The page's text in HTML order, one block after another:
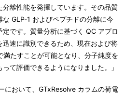
離性能を発揮しています。その品質
GLP-1 およびペプチドの分離に今
です。質量分析に基づく QC アプロ
速に識別できるため、現在および将
満たすことが可能となり、分子純度を
て評価できるようになりました。」
において、GTxResolve カラムの荷電